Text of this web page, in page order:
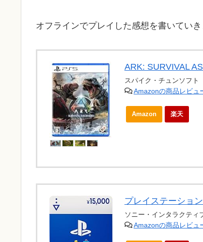
オフラインでプレイした感想を書いていき
ARK: SURVIVAL
スパイク・チュンソフト
Amazonの商品レビュ
Amazon 楽天
プレイステーショ
ソニー・インタラクティ
Amazonの商品レビュ